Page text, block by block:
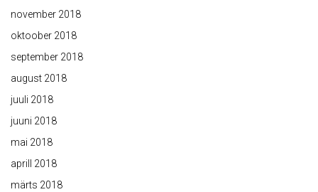
november 2018
oktoober 2018
september 2018
august 2018
juuli 2018
juuni 2018
mai 2018
aprill 2018
märts 2018